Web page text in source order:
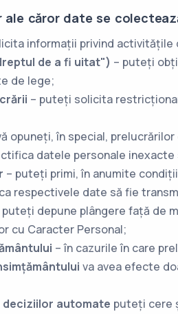
căror date se
informații privind activitățile
de a fi uitat") – puteți
de lege;
– puteți solicita
opuneți, în special,
datele personale
– puteți primi, în anumite
respectivele date să fie
puteți depune plângere față de
cu Caracter Personal;
– în cazurile în care
va avea efecte
automate puteți cere